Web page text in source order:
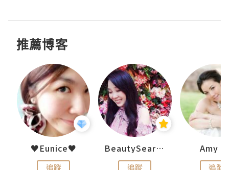
推薦博客
♥Eunice♥
追蹤
BeautySearch
追蹤
Amy
追蹤